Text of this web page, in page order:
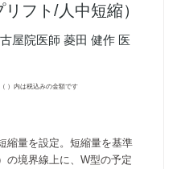
フト/人中短縮）
屋院医師 菱田 健作 医
）内は税込みの金額です
縮量を設定。短縮量を基準
の境界線上に、W型の予定